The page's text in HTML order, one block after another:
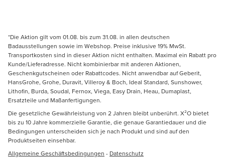
*Die Aktion gilt vom 01.08. bis zum 31.08. in allen deutschen
Badausstellungen sowie im Webshop. Preise inklusive 19% MwSt.
Transportkosten sind in dieser Aktion nicht enthalten. Maximal ein Rabatt pro
Kunde/Lieferadresse. Nicht kombinierbar mit anderen Aktionen,
Geschenkgutscheinen oder Rabattcodes. Nicht anwendbar auf Geberit,
HansGrohe, Grohe, Duravit, Villeroy & Boch, Ideal Standard, Sunshower,
Lithofin, Burda, Soudal, Fernox, Viega, Easy Drain, Heau, Dumaplast,
Ersatzteile und Maßanfertigungen.
Die gesetzliche Gewährleistung von 2 Jahren bleibt unberührt. X²O bietet
bis zu 10 Jahre kommerzielle Garantie, die genaue Garantiedauer und die
Bedingungen unterscheiden sich je nach Produkt und sind auf den
Produktseiten einsehbar.
Allgemeine Geschäftsbedingungen - Datenschutz